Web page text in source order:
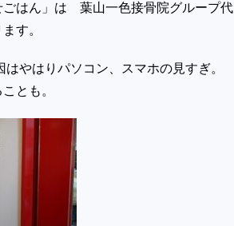
ごはん」は 葉山一色接骨院グループ代
す。
はりパソコン、スマホの見すぎ。
とも。